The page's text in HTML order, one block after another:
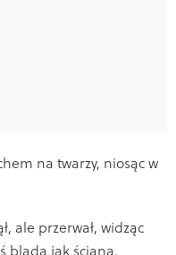
na twarzy, niosąc w
ale przerwał, widząc
blada jak ściana.